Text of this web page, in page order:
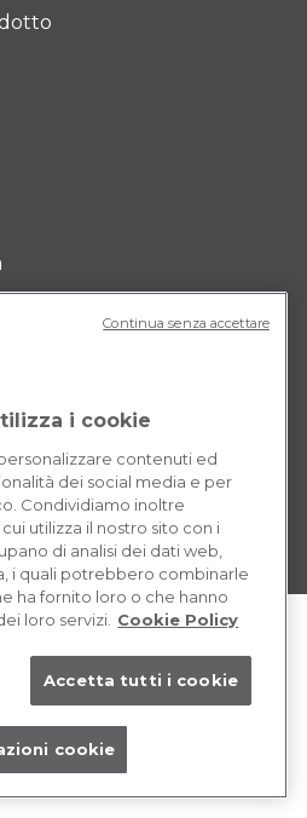
i cookie
contenuti ed
dei social media e per
Condividiamo inoltre
utilizza il nostro sito con i
di analisi dei dati web,
i quali potrebbero combinarle
ha fornito loro o che hanno
loro servizi. Cookie Policy
Accetta tutti i cookie
cookie
Continua senza accettare